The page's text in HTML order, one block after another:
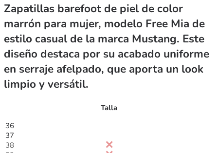
Zapatillas barefoot de piel de color
marrón para mujer, modelo Free Mia de
estilo casual de la marca Mustang. Este
diseño destaca por su acabado uniforme
en serraje afelpado, que aporta un look
limpio y versátil.
Talla
36
37
38